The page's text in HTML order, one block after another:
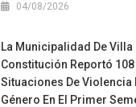
04/08/2026
La Municipalidad De Villa
Constitución Reportó 108
Situaciones De Violencia
Género En El Primer